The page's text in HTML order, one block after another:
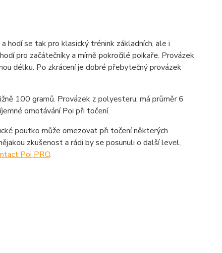
hodí se tak pro klasický trénink základních, ale i
pro začátečníky a mírně pokročilé poikaře. Provázek
délku. Po zkrácení je dobré přebytečný provázek
100 gramů. Provázek z polyesteru, má průměr 6
omotávání Poi při točení.
poutko může omezovat při točení některých
zkušenost a rádi by se posunuli o další level,
Poi PRO.